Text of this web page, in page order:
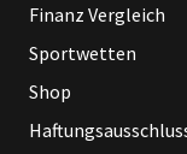
Finanz Vergleich
Sportwetten
Shop